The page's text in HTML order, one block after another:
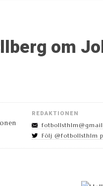
om
REDAKTIONEN
Följ @fotbollsthlm